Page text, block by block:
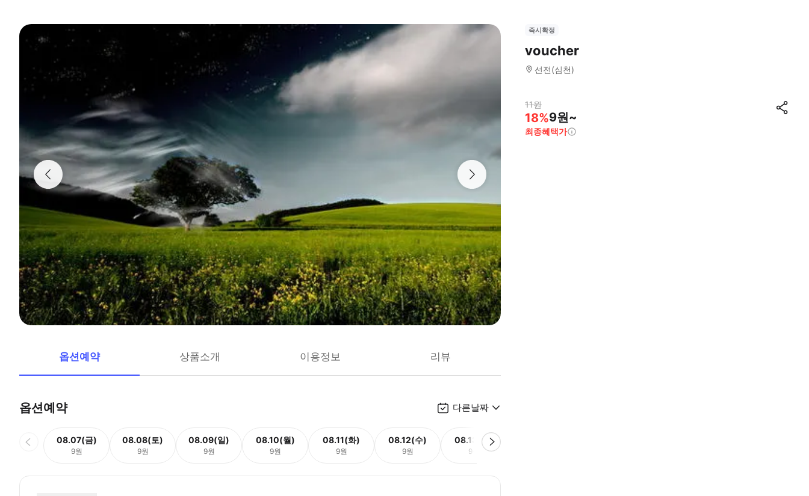
옵션예약 상품소개 이용정보 리뷰
옵션예약 다른날짜
08.07(금)
9원
08.08(토)
9원
08.09(일)
9원
08.10(월)
9원
08.11(화)
9원
08.12(수)
9원
08.13(목)
9원
즉시확정
voucher
선전(심천)
11원
18%9원~
최종혜택가